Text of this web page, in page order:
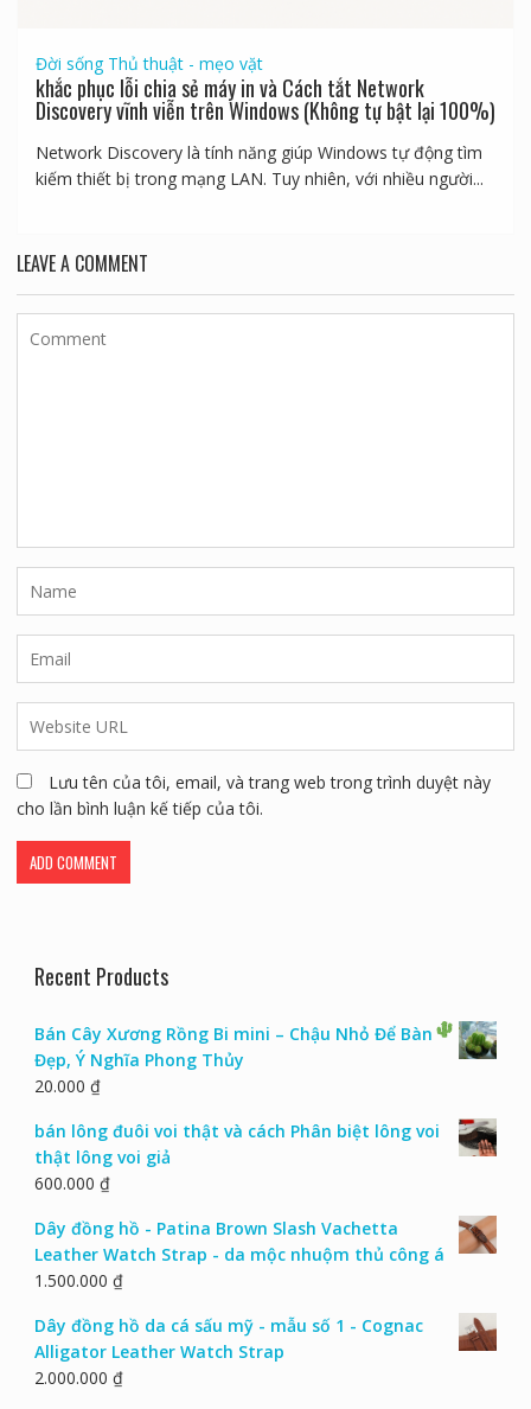
Đời sống Thủ thuật - mẹo vặt
khắc phục lỗi chia sẻ máy in và Cách tắt Network
Discovery vĩnh viễn trên Windows (Không tự bật lại 100%)
Network Discovery là tính năng giúp Windows tự động tìm
kiếm thiết bị trong mạng LAN. Tuy nhiên, với nhiều người...
LEAVE A COMMENT
Lưu tên của tôi, email, và trang web trong trình duyệt này
cho lần bình luận kế tiếp của tôi.
Recent Products
Bán Cây Xương Rồng Bi mini – Chậu Nhỏ Để Bàn
Đẹp, Ý Nghĩa Phong Thủy
20.000 ₫
bán lông đuôi voi thật và cách Phân biệt lông voi
thật lông voi giả
600.000 ₫
Dây đồng hồ - Patina Brown Slash Vachetta
Leather Watch Strap - da mộc nhuộm thủ công á
1.500.000 ₫
Dây đồng hồ da cá sấu mỹ - mẫu số 1 - Cognac
Alligator Leather Watch Strap
2.000.000 ₫